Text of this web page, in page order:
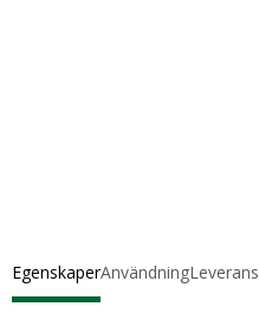
EgenskaperAnvändningLeverans